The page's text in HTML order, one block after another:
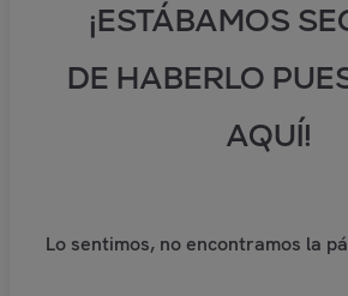
¡ESTÁBAMOS
DE HABERLO
AQUÍ!
Lo sentimos, no encontramos la